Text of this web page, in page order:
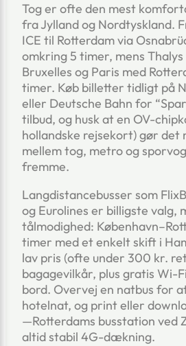
Tog er ofte den mest
fra Jylland og Nordtyskland.
ICE til Rotterdam via
omkring 5 timer, mens
Bruxelles og Paris med
timer. Køb billetter tidligt på
eller Deutsche Bahn for
tilbud, og husk at en OV-
hollandske rejsekort) gør det
mellem tog, metro og
fremme.
Langdistancebusser som
og Eurolines er billigste valg,
tålmodighed:
timer med et enkelt skift i
lav pris (ofte under 300 kr.
bagagevilkår, plus gratis Wi-
bord. Overvej en natbus for
hotelnat, og print eller
—Rotterdams busstation ved
altid stabil 4G-dækning.